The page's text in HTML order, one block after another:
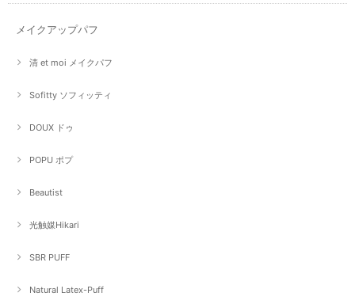
メイクアップパフ
清 et moi メイクパフ
Sofitty ソフィッティ
DOUX ドゥ
POPU ポプ
Beautist
光触媒Hikari
SBR PUFF
Natural Latex-Puff